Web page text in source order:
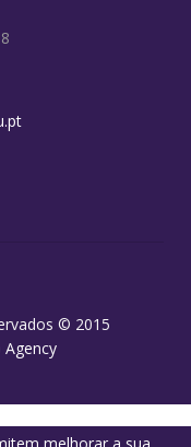
© 2015
Agency